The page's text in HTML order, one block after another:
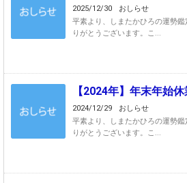
2025/12/30
おしらせ
平素より、しまたかひろの運勢
りがとうございます。こ...
【2024年】年末年始
2024/12/29
おしらせ
平素より、しまたかひろの運勢
りがとうございます。こ...